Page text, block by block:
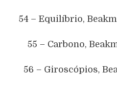
54 – Equilíbrio,
55 – Carbono,
56 – Giroscópios,